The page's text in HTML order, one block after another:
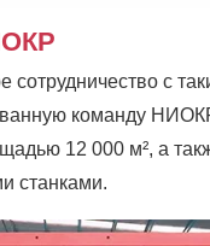
сотрудничество с
команду
12 000 м², а
станками.